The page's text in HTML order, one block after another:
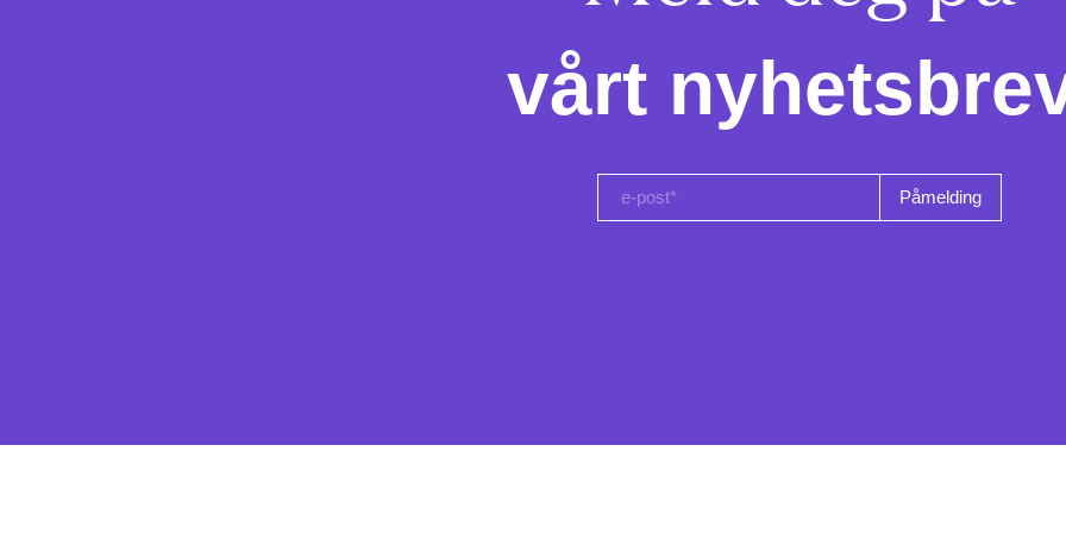
vårt
e-post*